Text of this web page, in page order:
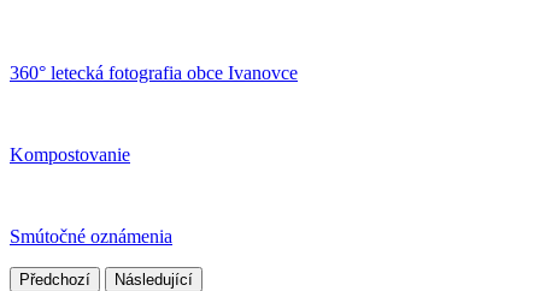
360° letecká fotografia obce Ivanovce
Kompostovanie
Smútočné oznámenia
Předchozí Následující